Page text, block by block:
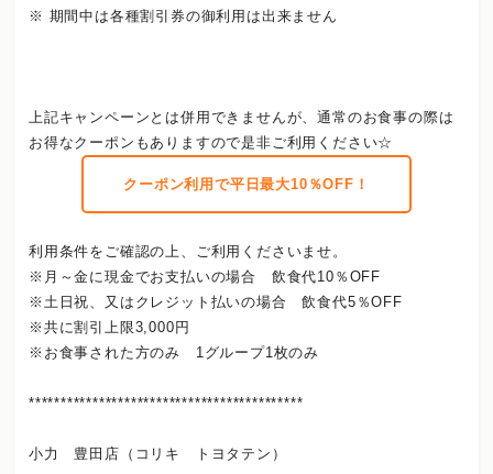
※ 期間中は各種割引券の御利用は出来ません
上記キャンペーンとは併用できませんが、通常のお食事の際は
お得なクーポンもありますので是非ご利用ください☆
クーポン利用で平日最大10％OFF！
利用条件をご確認の上、ご利用くださいませ。
※月～金に現金でお支払いの場合 飲食代10％OFF
※土日祝、又はクレジット払いの場合 飲食代5％OFF
※共に割引上限3,000円
※お食事された方のみ 1グループ1枚のみ
*******************************************
小力 豊田店（コリキ トヨタテン）